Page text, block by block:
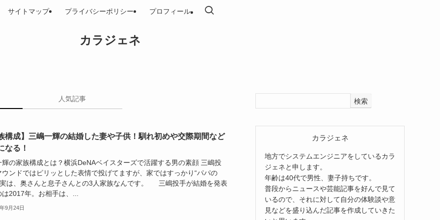
カラジェネ
サイトマップ プライバシーポリシー プロフィール
人気記事
構成】三嶋一輝の結婚した妻や子供！馴れ初めや交際期間など
なる！
輝の家族構成とは？横浜DeNAベイスターズで活躍する男の素顔 三嶋投
ウンドではピリッとした表情で投げてますが、家ではすっかり“パパの
は、奥さんと息子さんとの3人家族なんです。 三嶋投手が結婚を発表
2017年。お相手は、...
9月24日
検索
カラジェネ
地方でシステムエンジニアをしているカラ
ジェネと申します。
年齢は40代で男性、妻子持ちです。
普段からニュースや芸能記事を好んで見て
いるので、それに対して自分の体験談や意
見などを盛り込んだ記事を作成していきた